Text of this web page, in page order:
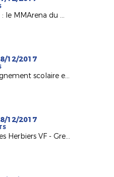
Evénement : le MMArena du Mans FC en mode Noël !
12/2017
L'accompagnement scolaire en lumière avec l'Etoile Mouzillonnaise
12/2017
National : Les Herbiers VF - Grenoble Foot 38 (0-1)